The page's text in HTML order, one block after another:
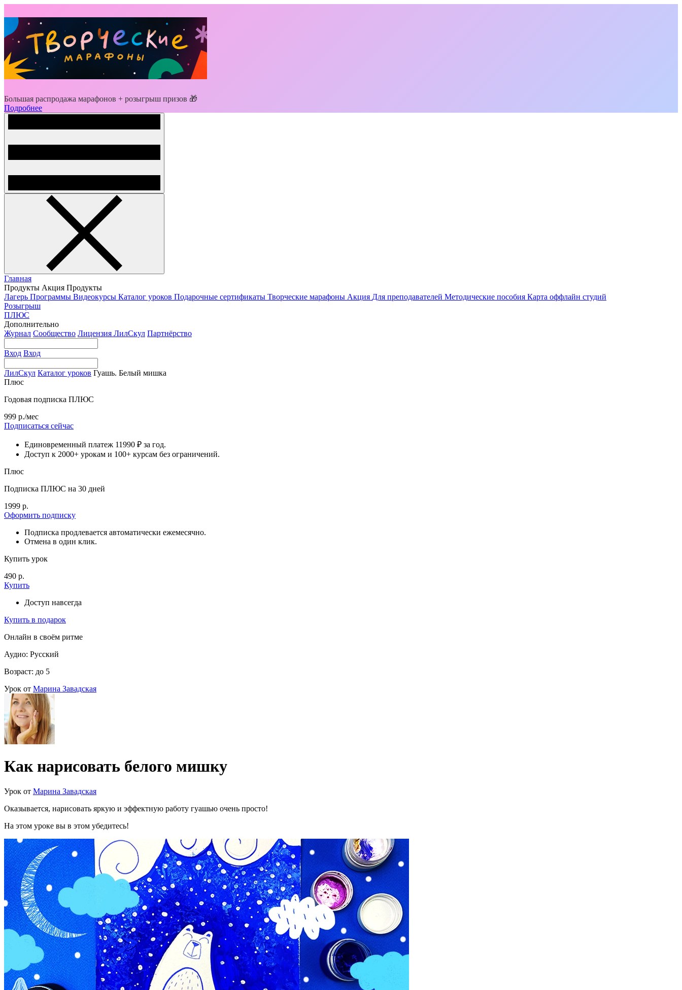
Большая распродажа марафонов + розыгрыш призов 🎁
Подробнее
Главная
Продукты Акция Продукты
Лагерь Программы Видеокурсы Каталог уроков Подарочные сертификаты Творческие марафоны Акция Для преподавателей Методические пособия Карта оффлайн студий
Розыгрыш
ПЛЮС
Дополнительно
Журнал Сообщество Лицензия ЛилСкул Партнёрство
Вход Вход
ЛилСкул Каталог уроков Гуашь. Белый мишка
Плюс
Годовая подписка ПЛЮС
999 р./мес
Подписаться сейчас
Единовременный платеж 11990 ₽ за год.
Доступ к 2000+ урокам и 100+ курсам без ограничений.
Плюс
Подписка ПЛЮС на 30 дней
1999 р.
Оформить подписку
Подписка продлевается автоматически ежемесячно.
Отмена в один клик.
Купить урок
490 р.
Купить
Доступ навсегда
Купить в подарок
Онлайн в своём ритме
Аудио: Русский
Возраст: до 5
Урок от Марина Завадская
Как нарисовать белого мишку
Урок от Марина Завадская
Оказывается, нарисовать яркую и эффектную работу гуашью очень просто!
На этом уроке вы в этом убедитесь!